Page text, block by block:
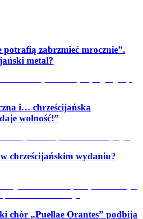
potrafią zabrzmieć mrocznie”.
metal?
i… chrześcijańska
wolność!”
chrześcijańskim wydaniu?
chór „Puellae Orantes” podbija